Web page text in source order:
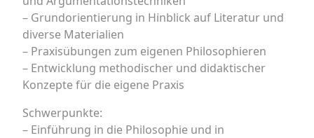
– Grundorientierung in Hinblick auf Literatur und
diverse Materialien
– Praxisübungen zum eigenen Philosophieren
– Entwicklung methodischer und didaktischer
Konzepte für die eigene Praxis
Schwerpunkte:
– Einführung in die Philosophie und in